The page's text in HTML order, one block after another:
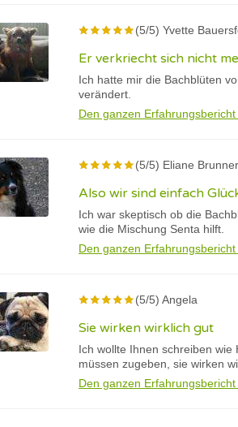
(5/5) Yvette
Er verkriecht sich nicht
Ich hatte mir die Bachblüten
verändert.
Den ganzen Erfahrungsbericht
(5/5) Eliane Brunner
Also wir sind einfach
Ich war skeptisch ob die
wie die Mischung Senta hilft.
Den ganzen Erfahrungsbericht
(5/5) Angela
Sie wirken wirklich gut
Ich wollte Ihnen schreiben
müssen zugeben, sie wirken
Den ganzen Erfahrungsbericht